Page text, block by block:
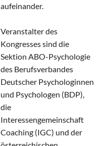
aufeinander.
Veranstalter des
Kongresses sind die
Sektion ABO-Psychologie
des Berufsverbandes
Deutscher Psychologinnen
und Psychologen (BDP),
die
Interessengemeinschaft
Coaching (IGC) und der